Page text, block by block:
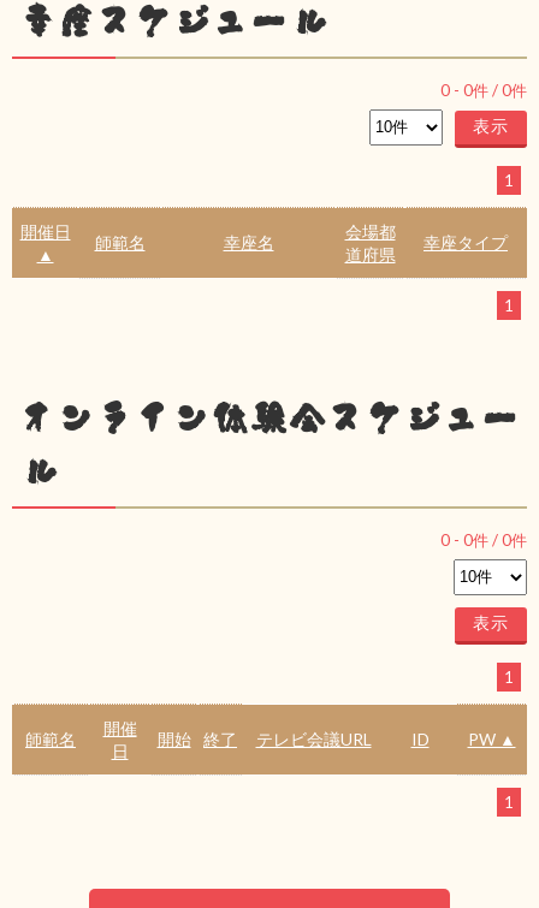
幸座スケジュール
0 - 0件 /0件
1
開催日
▲
師範名 幸座名
会場都
道府県
幸座タイプ
1
オンライン体験会スケジュー
ル
0 - 0件 /0件
1
師範名
開催
日
開始 終了 テレビ会議URL ID PW ▲
1